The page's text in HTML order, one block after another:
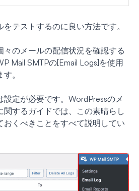
テストするのに良い方法です。
々のメールの配信状況を確認する
Mail SMTPの[Email Logs]を使用
。
定が必要です。WordPressのメ
関するガイドでは、この素晴らし
おくべきことをすべて説明してい